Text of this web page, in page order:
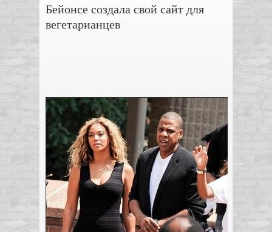
Бейонсе создала свой сайт для
вегетарианцев